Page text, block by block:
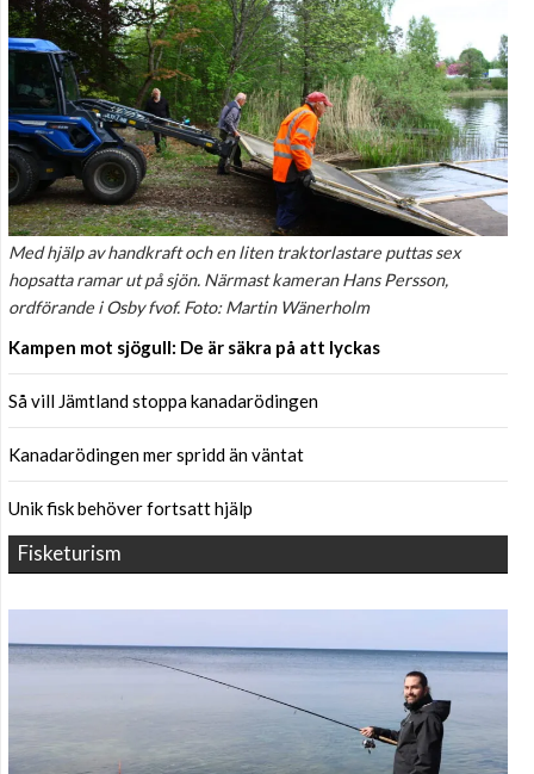
Med hjälp av handkraft och en liten traktorlastare puttas sex
hopsatta ramar ut på sjön. Närmast kameran Hans Persson,
ordförande i Osby fvof. Foto: Martin Wänerholm
Kampen mot sjögull: De är säkra på att lyckas
Så vill Jämtland stoppa kanadarödingen
Kanadarödingen mer spridd än väntat
Unik fisk behöver fortsatt hjälp
Fisketurism